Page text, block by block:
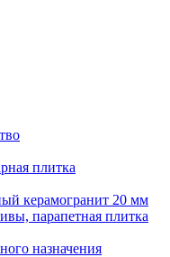
плитка
керамогранит 20 мм
парапетная плитка
назначения